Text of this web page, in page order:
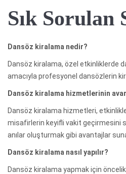
Sık Sorulan
Dansöz kiralama nedir?
Dansöz kiralama, özel etkinliklerde
amacıyla profesyonel dansözlerin
Dansöz kiralama hizmetlerinin
Dansöz kiralama hizmetleri,
misafirlerin keyifli vakit geçirmesini
anılar oluşturmak gibi avantajlar
Dansöz kiralama nasıl yapılır?
Dansöz kiralama yapmak için